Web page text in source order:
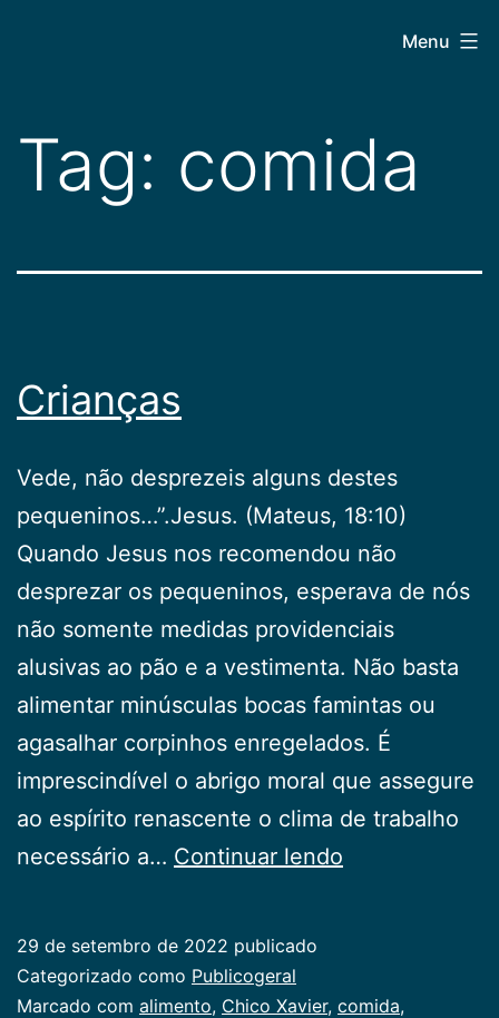
conteúdo
Menu
Tag: comida
Crianças
Vede, não desprezeis alguns destes
pequeninos…”.Jesus. (Mateus, 18:10)
Quando Jesus nos recomendou não
desprezar os pequeninos, esperava de nós
não somente medidas providenciais
alusivas ao pão e a vestimenta. Não basta
alimentar minúsculas bocas famintas ou
agasalhar corpinhos enregelados. É
imprescindível o abrigo moral que assegure
ao espírito renascente o clima de trabalho
necessário a… Continuar lendo
29 de setembro de 2022 publicado
Categorizado como Publicogeral
Marcado com alimento, Chico Xavier, comida,